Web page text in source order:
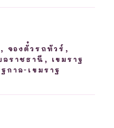
, จองตั๋วรถทัวร์ ,
ลราชธานี , เขมราฐ
กาล-เขมราฐ